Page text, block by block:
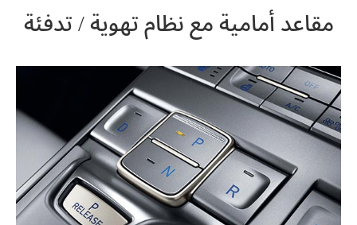
مقاعد أمامية مع نظام تهوية / تدفئة